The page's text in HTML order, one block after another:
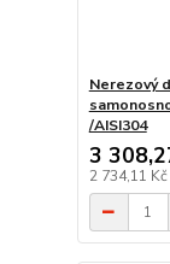
Nerezový
/AISI304
3
2 734,11 Kč